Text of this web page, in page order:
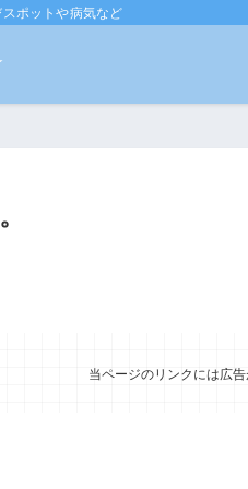
ポットや病気など
当ページのリンクには広告